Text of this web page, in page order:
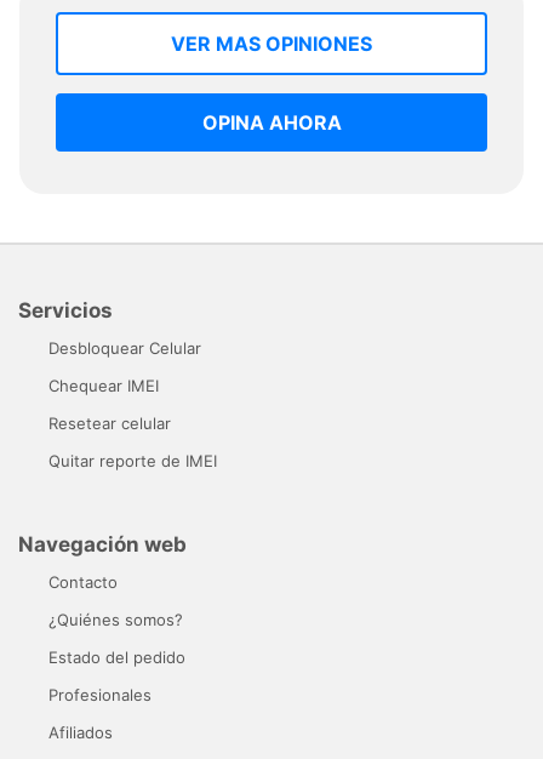
VER MAS OPINIONES
OPINA AHORA
Servicios
Desbloquear Celular
Chequear IMEI
Resetear celular
Quitar reporte de IMEI
Navegación web
Contacto
¿Quiénes somos?
Estado del pedido
Profesionales
Afiliados